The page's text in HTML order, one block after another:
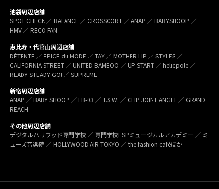
池袋周辺店舗
SPOT CHECK ／ BALANCE ／ CROSSCORT ／ ANAP ／ BABYSHOOP ／
HMV ／ RECO FAN
恵比寿・代官山周辺店舗
DÉTENTE ／ EPICE du MODE ／ TAY ／ MOTHER LIP ／ STYLES ／
CALIFORNIA STREET ／ UNITED BAMBOO ／ UP START ／ heliopole ／
READY STEADY GO! ／ SUPREME
新宿周辺店舗
ANAP ／ BABY SHOOP ／ LB-03 ／ T.S.W. ／ CLIP JOINT ANGEL ／ GRAND
REACH
その他周辺店舗
デジタルハリウッド専門学校 ／ 専門学校ESPミュージカルアカデミー ／ ミ
ューズ音楽院 ／ HOLLYWOOD AIR TOKYO ／ the fashion caféほか